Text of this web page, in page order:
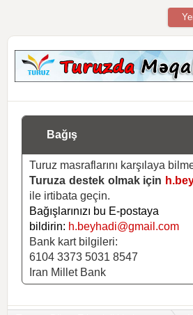
Bağış
Turuz masraflarını karşılaya
Turuza destek olmak için
ile irtibata geçin.
Bağışlarınızı bu E-postaya
bildirin: h.beyhadi@gmail.com
Bank kart bilgileri:
6104 3373 5031 8547
Iran Millet Bank